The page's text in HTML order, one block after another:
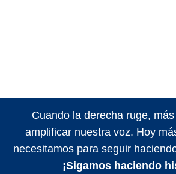
Cuando la derecha ruge,
amplificar nuestra voz. Hoy
necesitamos para seguir
¡Sigamos haciendo